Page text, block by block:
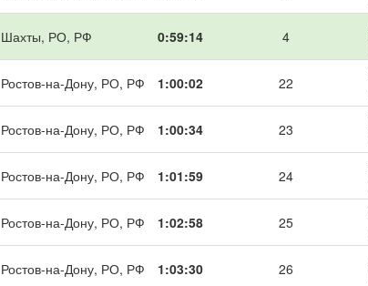
Шахты, РО, РФ 0:59:14 4
Ростов-на-Дону, РО, РФ 1:00:02 22
Ростов-на-Дону, РО, РФ 1:00:34 23
Ростов-на-Дону, РО, РФ 1:01:59 24
Ростов-на-Дону, РО, РФ 1:02:58 25
Ростов-на-Дону, РО, РФ 1:03:30 26